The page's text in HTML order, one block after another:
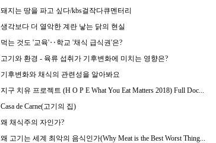
돼지는 땅을 파고 싶다/kbs걸작다큐멘터리
생각보다 더 열악한 계란 낳는 닭의 현실
먹는 것도 '교육'‥학교 '채식 급식권'은?
고기와 환경 - 육류 섭취가 기후변화에 미치는 영향은?
기후변화와 채식의 관련성을 알아봐요
지구 치유 프로젝트 (H O P E What You Eat Matters 2018) Full Doc...
Casa de Carne(고기의 집)
왜 채식주의 자인가?
왜 고기는 세계 최악의 음식인가(Why Meat is the Best Worst Thing...